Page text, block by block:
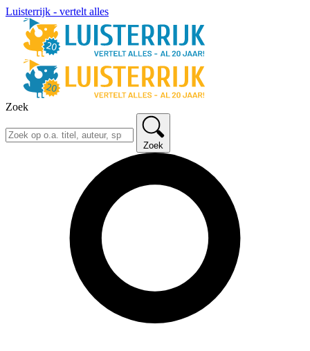
Luisterrijk - vertelt alles
Zoek
Zoek